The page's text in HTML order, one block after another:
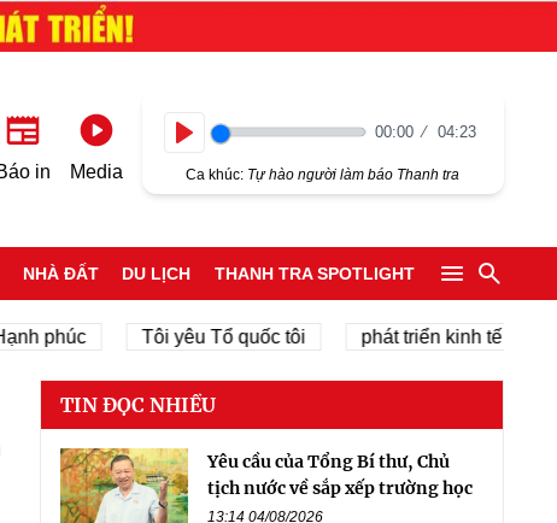
in Media
00:00 04:23
Ca khúc: Tự hào người làm báo Thanh tra
NHÀ ĐẤT DU LỊCH THANH TRA SPOTLIGHT
Tôi yêu Tổ quốc tôi phát triển kinh tế tư nhân
TIN ĐỌC NHIỀU
Yêu cầu của Tổng Bí thư, Chủ
tịch nước về sắp xếp trường học
13:14 04/08/2026